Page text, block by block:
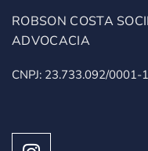
ROBSON COSTA
ADVOCACIA
CNPJ: 23.733.092/0001-